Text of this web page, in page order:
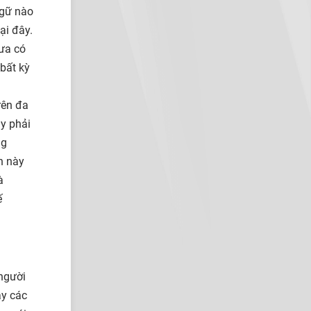
nào
đây.
có
kỳ
đa
phải
này
các